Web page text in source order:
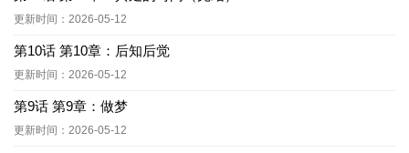
更新时间：2026-05-12
第10话 第10章：后知后觉
更新时间：2026-05-12
第9话 第9章：做梦
更新时间：2026-05-12